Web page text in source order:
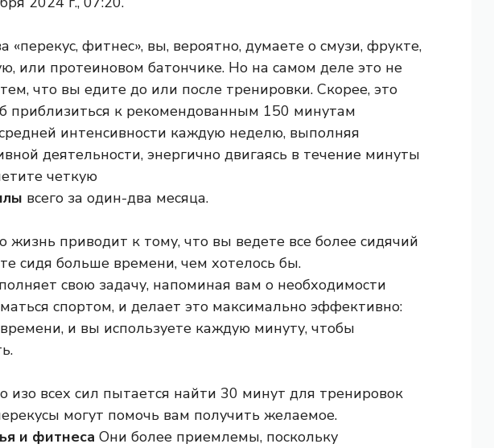
фитнес», вы, вероятно, думаете о смузи, фрукте,
или протеиновом батончике. Но на самом деле это не
что вы едите до или после тренировки. Скорее, это
приблизиться к рекомендованным 150 минутам
интенсивности каждую неделю, выполняя
деятельности, энергично двигаясь в течение минуты
четкую
всего за один-два месяца.
жизнь приводит к тому, что вы ведете все более сидячий
сидя больше времени, чем хотелось бы.
свою задачу, напоминая вам о необходимости
спортом, и делает это максимально эффективно:
и вы используете каждую минуту, чтобы
изо всех сил пытается найти 30 минут для тренировок
могут помочь вам получить желаемое.
и фитнеса Они более приемлемы, поскольку